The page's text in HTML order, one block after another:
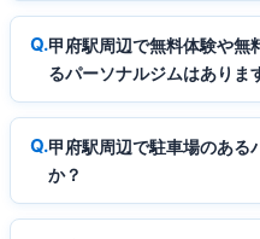
甲府駅周辺で無料体験や無
るパーソナルジムはありま
甲府駅周辺で駐車場のある
か？